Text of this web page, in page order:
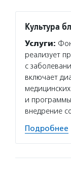
Культура
Услуги:
реализует
с
включает
и
внедрение
Подробнее